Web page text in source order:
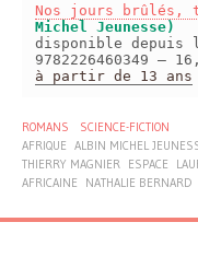
Nos jours brûlés,
Michel Jeunesse)
disponible depuis
9782226460349 –
à partir de 13 ans
ROMANS
SCIENCE-FICTION
AFRIQUE ALBIN MICHEL
THIERRY MAGNIER ESPACE
AFRICAINE
NATHALIE BERNARD